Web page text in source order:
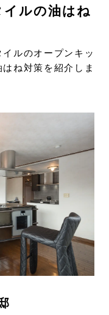
イルの油はね
ルのオープンキッ
ね対策を紹介しま